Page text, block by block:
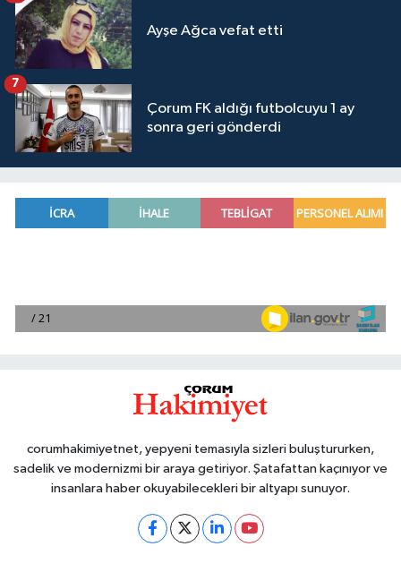
Ayşe Ağca vefat etti
Çorum FK aldığı futbolcuyu 1 ay
sonra geri gönderdi
7
corumhakimiyetnet, yepyeni temasıyla sizleri buluştururken,
sadelik ve modernizmi bir araya getiriyor. Şatafattan kaçınıyor ve
insanlara haber okuyabilecekleri bir altyapı sunuyor.